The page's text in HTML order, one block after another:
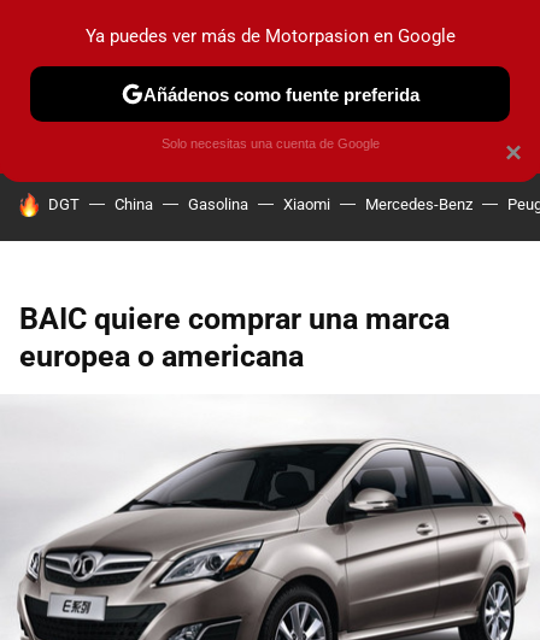
PRUEBAS COCHES ELÉCTRICOS OBSERVATORIO
HOY SE HABLA DE
DGT China Gasolina Xiaomi Mercedes-Benz
BAIC quiere comprar una marca
europea o americana
×
Ya puedes ver más de Motorpasion en Google
Añádenos como fuente preferida
Solo necesitas una cuenta de Google